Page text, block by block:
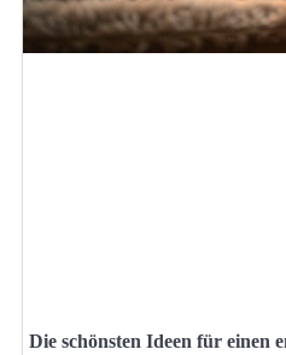
Die schönsten Ideen für einen